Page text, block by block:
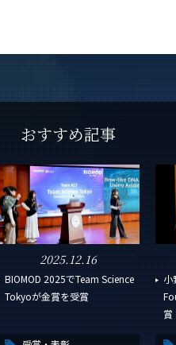
おすすめ記事
2025.12.16
BIOMOD 2025でTeam Science
Tokyoが金賞を受賞
小
賞